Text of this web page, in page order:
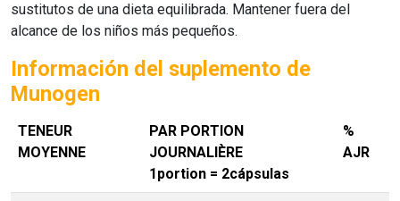
sustitutos de una dieta equilibrada. Mantener fuera del
alcance de los niños más pequeños.
Información del suplemento de
Munogen
TENEUR
MOYENNE
PAR PORTION
JOURNALIÈRE
1portion = 2cápsulas
%
AJR